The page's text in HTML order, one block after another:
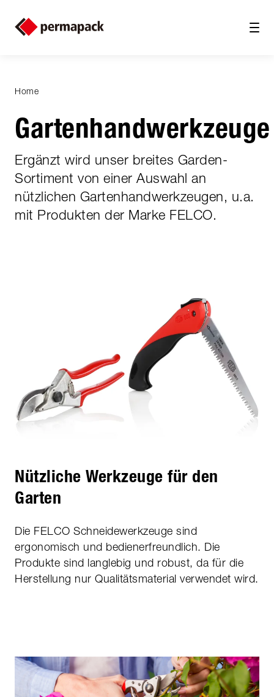
Home
Gartenhandwerkzeuge
Ergänzt wird unser breites Garden-
Sortiment von einer Auswahl an
nützlichen Gartenhandwerkzeugen, u.a.
mit Produkten der Marke FELCO.
Nützliche Werkzeuge für den
Garten
Die FELCO Schneidewerkzeuge sind
ergonomisch und bedienerfreundlich. Die
Produkte sind langlebig und robust, da für die
Herstellung nur Qualitätsmaterial verwendet wird.